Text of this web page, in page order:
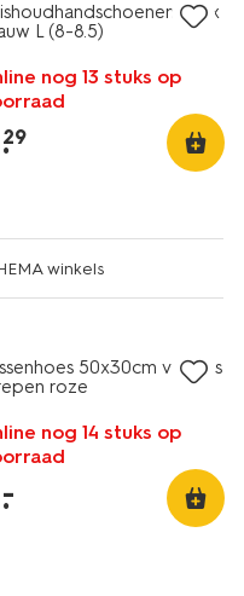
latex
L (8-8.5)
nog 13 stuks op
.
29
winkels
50x30cm velours
roze
nog 14 stuks op
.
–